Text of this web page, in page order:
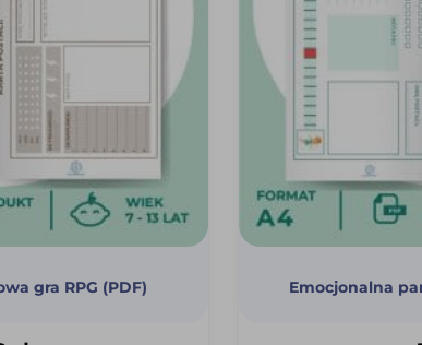
gra RPG (PDF) Emocjonalna